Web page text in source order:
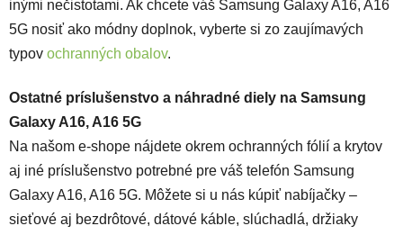
inými nečistotami. Ak chcete váš Samsung Galaxy A16, A16
5G nosiť ako módny doplnok, vyberte si zo zaujímavých
typov ochranných obalov.
Ostatné príslušenstvo a náhradné diely na Samsung
Galaxy A16, A16 5G
Na našom e-shope nájdete okrem ochranných fólií a krytov
aj iné príslušenstvo potrebné pre váš telefón Samsung
Galaxy A16, A16 5G. Môžete si u nás kúpiť nabíjačky –
sieťové aj bezdrôtové, dátové káble, slúchadlá, držiaky